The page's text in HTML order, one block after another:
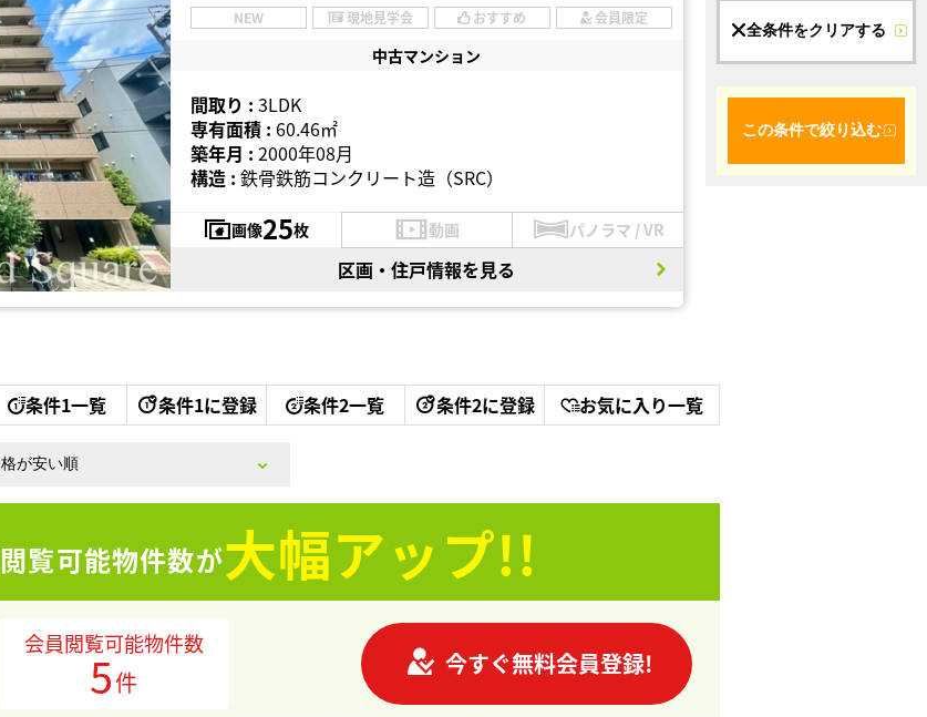
NEW 現地見学会 おすすめ 会員限定
中古マンション
間取り : 3LDK
専有面積 : 60.46㎡
築年月 : 2000年08月
構造 : 鉄骨鉄筋コンクリート造（SRC）
画像25枚 動画 パノラマ / VR
区画・住戸情報を見る
全条件をクリアする
この条件で絞り込む
条件1一覧 条件1に登録 条件2一覧 条件2に登録 お気に入り一覧
閲覧可能物件数が大幅アップ!!
会員閲覧可能物件数
5件
今すぐ無料会員登録!